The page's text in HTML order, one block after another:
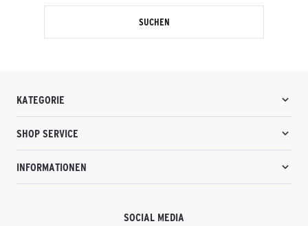
SUCHEN
KATEGORIE
SHOP SERVICE
INFORMATIONEN
SOCIAL MEDIA